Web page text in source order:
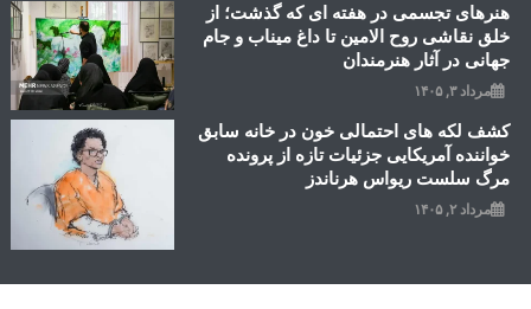
هنرهای تجسمی در هفته ای که گذشت؛ از
خلق نقاشی روح الامین تا داغ میناب و جام
جهانی در آثار هنرمندان
مرداد ۳, ۱۴۰۵
کشف لکه های احتمالی خون در خانه سابق
خواننده آمریکایی جزئیات تازه از پرونده
مرگ سلست ریواس هرناندز
مرداد ۲, ۱۴۰۵